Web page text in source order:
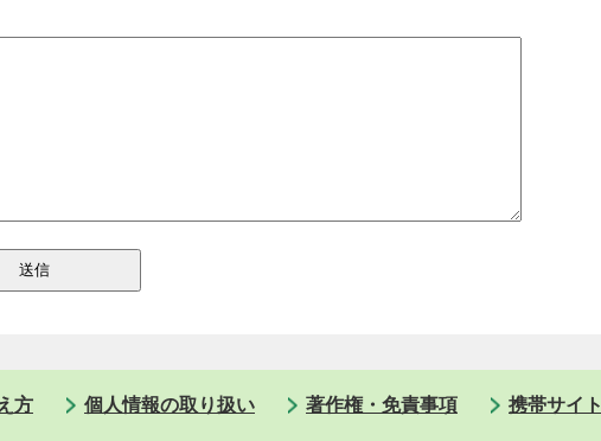
方 個人情報の取り扱い 著作権・免責事項 携帯サイ